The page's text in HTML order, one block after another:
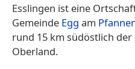
Esslingen ist eine
Gemeinde Egg am
rund 15 km südöstlich der
Oberland.